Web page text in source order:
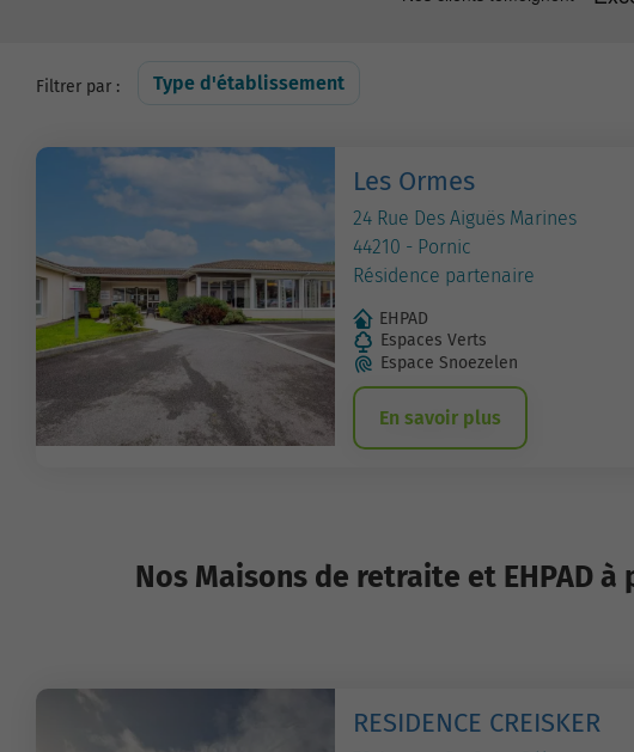
Filtrer par : Type d'établissement
Les Ormes
24 Rue Des Aiguës Marines
44210 - Pornic
Résidence partenaire
EHPAD
Espaces Verts
Espace Snoezelen
En savoir plus
Nos Maisons de retraite et EHPAD
RESIDENCE CREISKER